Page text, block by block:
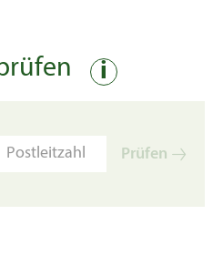
i
Prüfen